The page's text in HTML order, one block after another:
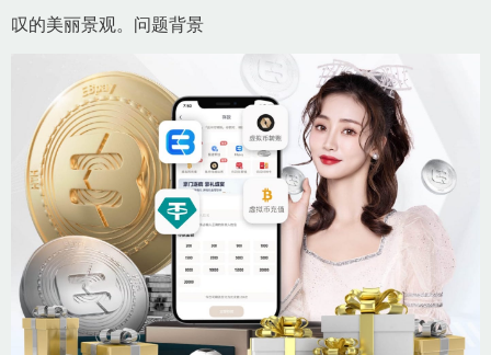
叹的美丽景观。问题背景